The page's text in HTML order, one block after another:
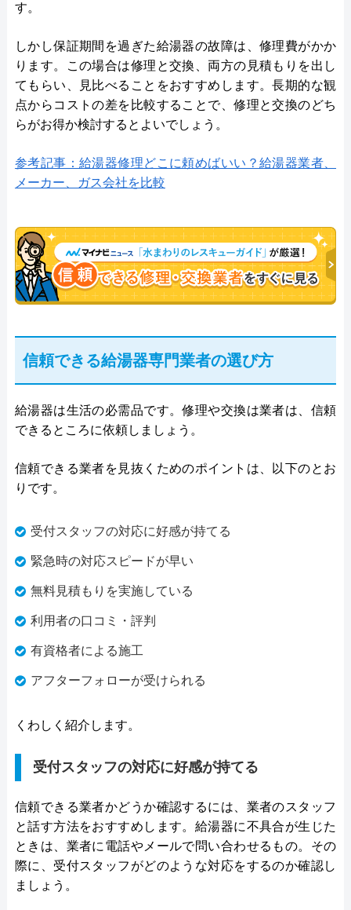
す。
しかし保証期間を過ぎた給湯器の故障は、修理費がかか
ります。この場合は修理と交換、両方の見積もりを出し
てもらい、見比べることをおすすめします。長期的な観
点からコストの差を比較することで、修理と交換のどち
らがお得か検討するとよいでしょう。
参考記事：給湯器修理どこに頼めばいい？給湯器業者、
メーカー、ガス会社を比較
信頼できる給湯器専門業者の選び方
給湯器は生活の必需品です。修理や交換は業者は、信頼
できるところに依頼しましょう。
信頼できる業者を見抜くためのポイントは、以下のとお
りです。
受付スタッフの対応に好感が持てる
緊急時の対応スピードが早い
無料見積もりを実施している
利用者の口コミ・評判
有資格者による施工
アフターフォローが受けられる
くわしく紹介します。
受付スタッフの対応に好感が持てる
信頼できる業者かどうか確認するには、業者のスタッフ
と話す方法をおすすめします。給湯器に不具合が生じた
ときは、業者に電話やメールで問い合わせるもの。その
際に、受付スタッフがどのような対応をするのか確認し
ましょう。